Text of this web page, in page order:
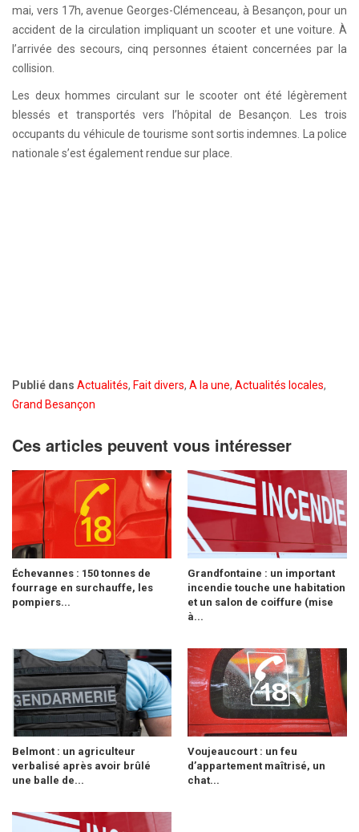
mai, vers 17h, avenue Georges-Clémenceau, à Besançon, pour un
accident de la circulation impliquant un scooter et une voiture. À
l’arrivée des secours, cinq personnes étaient concernées par la
collision.
Les deux hommes circulant sur le scooter ont été légèrement
blessés et transportés vers l’hôpital de Besançon. Les trois
occupants du véhicule de tourisme sont sortis indemnes. La police
nationale s’est également rendue sur place.
Publié dans Actualités, Fait divers, A la une, Actualités locales,
Grand Besançon
Ces articles peuvent vous intéresser
Échevannes : 150 tonnes de
fourrage en surchauffe, les
pompiers...
Grandfontaine : un important
incendie touche une habitation
et un salon de coiffure (mise
à...
Belmont : un agriculteur
verbalisé après avoir brûlé
une balle de...
Voujeaucourt : un feu
d’appartement maîtrisé, un
chat...